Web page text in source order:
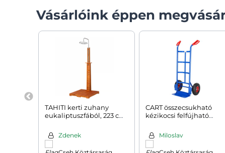
Vásárlóink éppen
TAHITI kerti zuhany
eukaliptuszfából, 223 cm,
Zdenek
CART összecsukható
kézikocsi felfújható
200kg, kék
Miloslav